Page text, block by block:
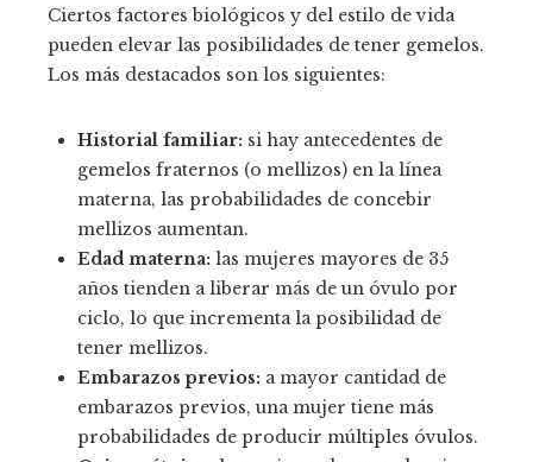
Ciertos factores biológicos y del estilo de vida
pueden elevar las posibilidades de tener gemelos.
Los más destacados son los siguientes:
Historial familiar: si hay antecedentes de
gemelos fraternos (o mellizos) en la línea
materna, las probabilidades de concebir
mellizos aumentan.
Edad materna: las mujeres mayores de 35
años tienden a liberar más de un óvulo por
ciclo, lo que incrementa la posibilidad de
tener mellizos.
Embarazos previos: a mayor cantidad de
embarazos previos, una mujer tiene más
probabilidades de producir múltiples óvulos.